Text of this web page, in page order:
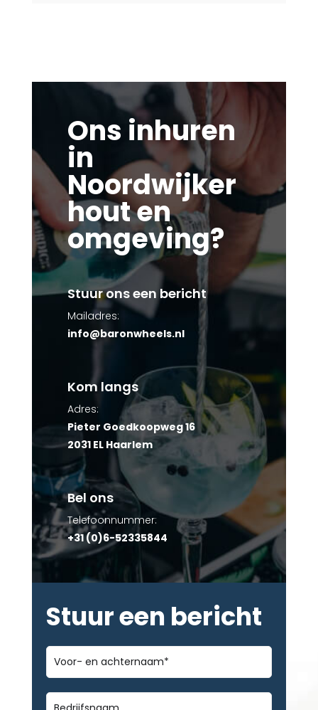
Ons inhuren
in
Noordwijker
hout en
omgeving?
Stuur ons een bericht
Mailadres:
info@baronwheels.nl
Kom langs
Adres:
Pieter Goedkoopweg 16
2031 EL Haarlem
Bel ons
Telefoonnummer:
+31 (0)6-52335844
Stuur een bericht
Voor-
en
achternaam*
Bedrijfsnaam